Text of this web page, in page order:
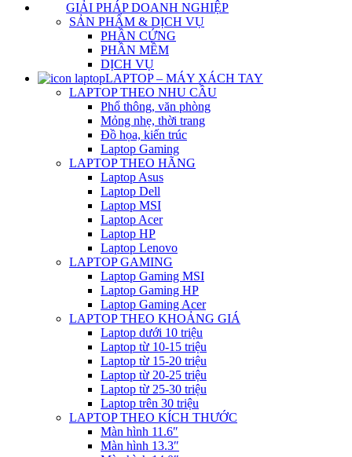
GIẢI PHÁP DOANH NGHIỆP
SẢN PHẨM & DỊCH VỤ
PHẦN CỨNG
PHẦN MỀM
DỊCH VỤ
LAPTOP – MÁY XÁCH TAY
LAPTOP THEO NHU CẦU
Phổ thông, văn phòng
Mỏng nhẹ, thời trang
Đồ họa, kiến trúc
Laptop Gaming
LAPTOP THEO HÃNG
Laptop Asus
Laptop Dell
Laptop MSI
Laptop Acer
Laptop HP
Laptop Lenovo
LAPTOP GAMING
Laptop Gaming MSI
Laptop Gaming HP
Laptop Gaming Acer
LAPTOP THEO KHOẢNG GIÁ
Laptop dưới 10 triệu
Laptop từ 10-15 triệu
Laptop từ 15-20 triệu
Laptop từ 20-25 triệu
Laptop từ 25-30 triệu
Laptop trên 30 triệu
LAPTOP THEO KÍCH THƯỚC
Màn hình 11.6″
Màn hình 13.3″